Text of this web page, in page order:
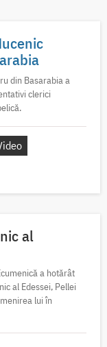
din Basarabia a
clerici
al
a hotărât
al Edessei, Pellei
lui în